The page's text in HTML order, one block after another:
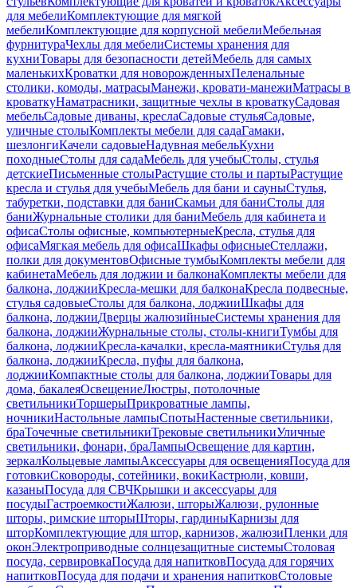
для мебелиКомплектующие для мягкой
мебелиКомплектующие для корпусной мебелиМебельная
фурнитураЧехлы для мебелиСистемы хранения для
кухниТовары для безопасности детейМебель для самых
маленькихКроватки для новорожденныхПеленальные
столики, комоды, матрасыМанежи, кровати-манежиМатрасы в
кроваткуНаматрасники, защитные чехлы в кроваткуСадовая
мебельСадовые диваны, креслаСадовые стульяСадовые,
уличные столыКомплекты мебели для садаГамаки,
шезлонгиКачели садовыеНадувная мебельКухни
походныеСтолы для садаМебель для учебыСтолы, стулья
детскиеПисьменные столыРастущие столы и партыРастущие
кресла и стулья для учебыМебель для бани и сауныСтулья,
табуретки, подставки для баниСкамьи для баниСтолы для
баниЖурнальные столики для баниМебель для кабинета и
офисаСтолы офисные, компьютерныеКресла, стулья для
офисаМягкая мебель для офисаШкафы офисныеСтеллажи,
полки для документовОфисные тумбыКомплекты мебели для
кабинетаМебель для лоджии и балконаКомплекты мебели для
балкона, лоджииКресла-мешки для балконаКресла подвесные,
стулья садовыеСтолы для балкона, лоджииШкафы для
балкона, лоджииДверцы жалюзийныеСистемы хранения для
балкона, лоджииЖурнальные столы, столы-книгиТумбы для
балкона, лоджииКресла-качалки, кресла-маятникиСтулья для
балкона, лоджииКресла, пуфы для балкона,
лоджииКомпактные столы для балкона, лоджииТовары для
дома, бакалеяОсвещениеЛюстры, потолочные
светильникиТоршерыПрикроватные лампы,
ночникиНастольные лампыСпотыНастенные светильники,
браТочечные светильникиТрековые светильникиУличные
светильники, фонари, браЛампыОсвещение для картин,
зеркалКольцевые лампыАксессуары для освещенияПосуда для
готовкиСковороды, сотейники, вокиКастрюли, ковши,
казаныПосуда для СВЧКрышки и аксессуары для
посудыГастроемкостиЖалюзи, шторыЖалюзи, рулонные
шторы, римские шторыШторы, гардиныКарнизы для
шторКомплектующие для штор, карнизов, жалюзиПленки для
оконЭлектроприводные солнцезащитные системыСтоловая
посуда, сервировкаПосуда для напитковПосуда для горячих
напитковПосуда для подачи и хранения напитковСтоловые